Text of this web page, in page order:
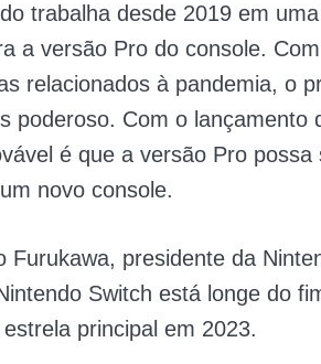
trabalha desde 2019 em
a versão Pro do console.
relacionados à pandemia, o
poderoso. Com o lançamento
é que a versão Pro
novo console.
Furukawa, presidente da
Switch está longe do
principal em 2023.